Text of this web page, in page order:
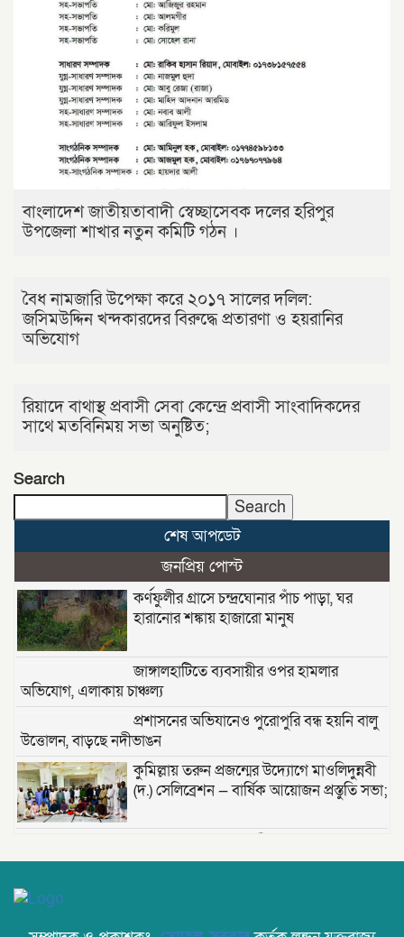
বাংলাদেশ জাতীয়তাবাদী স্বেচ্ছাসেবক দলের হরিপুর
উপজেলা শাখার নতুন কমিটি গঠন ।
বৈধ নামজারি উপেক্ষা করে ২০১৭ সালের দলিল:
জসিমউদ্দিন খন্দকারদের বিরুদ্ধে প্রতারণা ও হয়রানির
অভিযোগ
রিয়াদে বাথাস্থ প্রবাসী সেবা কেন্দ্রে প্রবাসী সাংবাদিকদের
সাথে মতবিনিময় সভা অনুষ্টিত;
Search
Search
শেষ আপডেট
জনপ্রিয় পোস্ট
কর্ণফুলীর গ্রাসে চন্দ্রঘোনার পাঁচ পাড়া, ঘর
হারানোর শঙ্কায় হাজারো মানুষ
জাঙ্গালহাটিতে ব্যবসায়ীর ওপর হামলার
অভিযোগ, এলাকায় চাঞ্চল্য
প্রশাসনের অভিযানেও পুরোপুরি বন্ধ হয়নি বালু
উত্তোলন, বাড়ছে নদীভাঙন
কুমিল্লায় তরুন প্রজন্মের উদ্যোগে মাওলিদুন্নবী
(দ.) সেলিব্রেশন — বার্ষিক আয়োজন প্রস্তুতি সভা;
পচাগলা মরদেহ উদ্ধার
দক্ষিণ খড়িবাড়ী তেলীর বাজার যুব সমাজ কর্তৃক